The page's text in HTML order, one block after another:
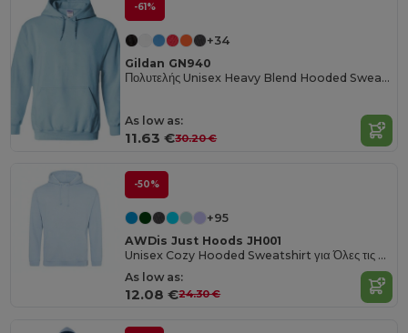
-61%
+34
Gildan GN940
Πολυτελής Unisex Heavy Blend Hooded Sweatshirt
As low as:
11.63 €30.20 €
-50%
+95
AWDis Just Hoods JH001
Unisex Cozy Hooded Sweatshirt για Όλες τις Εποχές
As low as:
12.08 €24.30 €